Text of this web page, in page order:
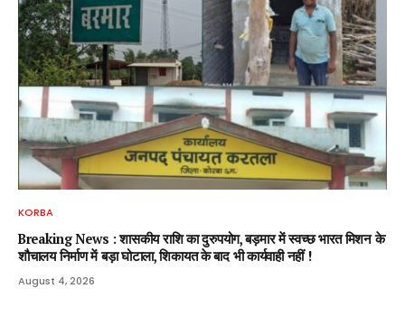
KORBA
Breaking News : शासकीय राशि का दुरुपयोग, बड़मार में स्वच्छ भारत मिशन के
शौचालय निर्माण में बड़ा घोटाला, शिकायत के बाद भी कार्यवाही नहीं !
August 4, 2026